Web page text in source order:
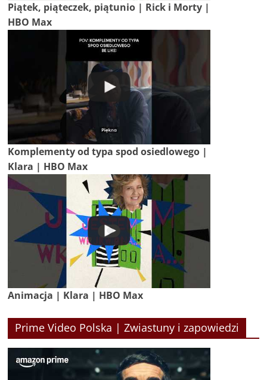
Piątek, piąteczek, piątunio | Rick i Morty |
HBO Max
Komplementy od typa spod osiedlowego |
Klara | HBO Max
Animacja | Klara | HBO Max
Prime Video Polska | Zwiastuny i zapowiedzi